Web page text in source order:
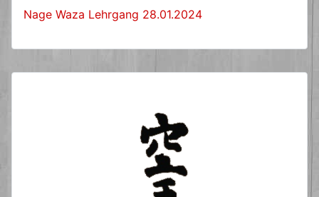
Nage Waza Lehrgang 28.01.2024